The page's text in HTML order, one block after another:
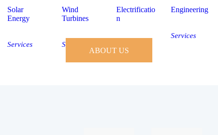
Solar
Energy
Services
Wind
Turbines
Services
Electrificatio
n
Engineering
Services
ABOUT US